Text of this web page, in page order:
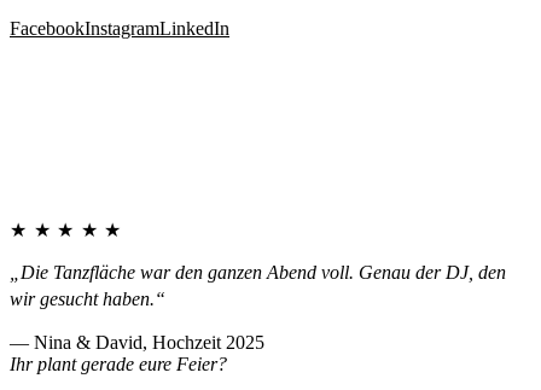
FacebookInstagramLinkedIn
★★★★★
„Die Tanzfläche war den ganzen Abend voll. Genau der DJ, den
wir gesucht haben.“
— Nina & David, Hochzeit 2025
Ihr plant gerade eure Feier?